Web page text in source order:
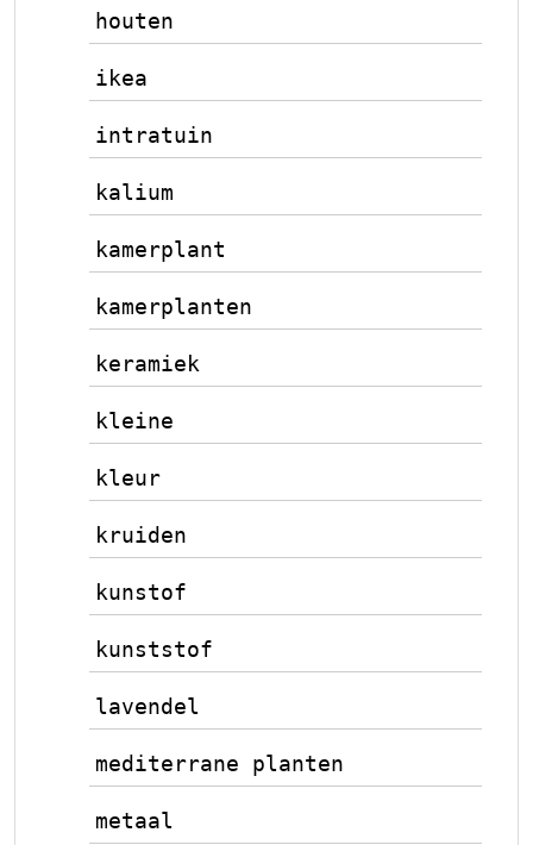
houten
ikea
intratuin
kalium
kamerplant
kamerplanten
keramiek
kleine
kleur
kruiden
kunstof
kunststof
lavendel
mediterrane planten
metaal